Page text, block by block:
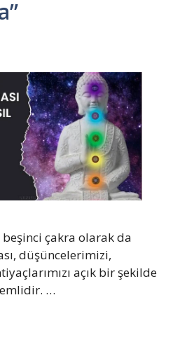
çakra olarak da
düşüncelerimizi,
açık bir şekilde
…